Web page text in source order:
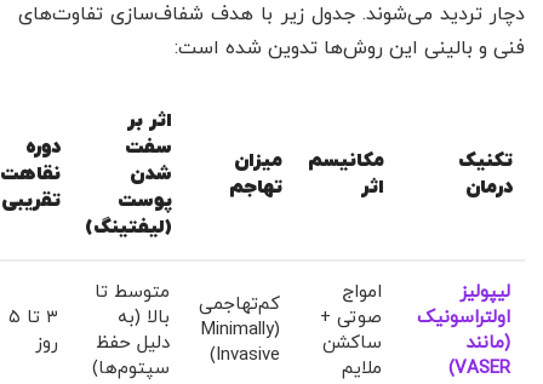
دچار تردید می‌شوند. جدول زیر با هدف شفاف‌سازی تفاوت‌های
فنی و بالینی این روش‌ها تدوین شده است:
تکنیک
درمان
مکانیسم
اثر
میزان
تهاجم
اثر بر
سفت
شدن
پوست
(لیفتینگ)
دوره
نقاهت
تقریبی
لیپولیز
اولتراسونیک
(مانند
VASER)
امواج
صوتی +
ساکشن
ملایم
کم‌تهاجمی
(Minimally
Invasive)
متوسط تا
بالا (به
دلیل حفظ
سپتوم‌ها)
۳ تا ۵
روز